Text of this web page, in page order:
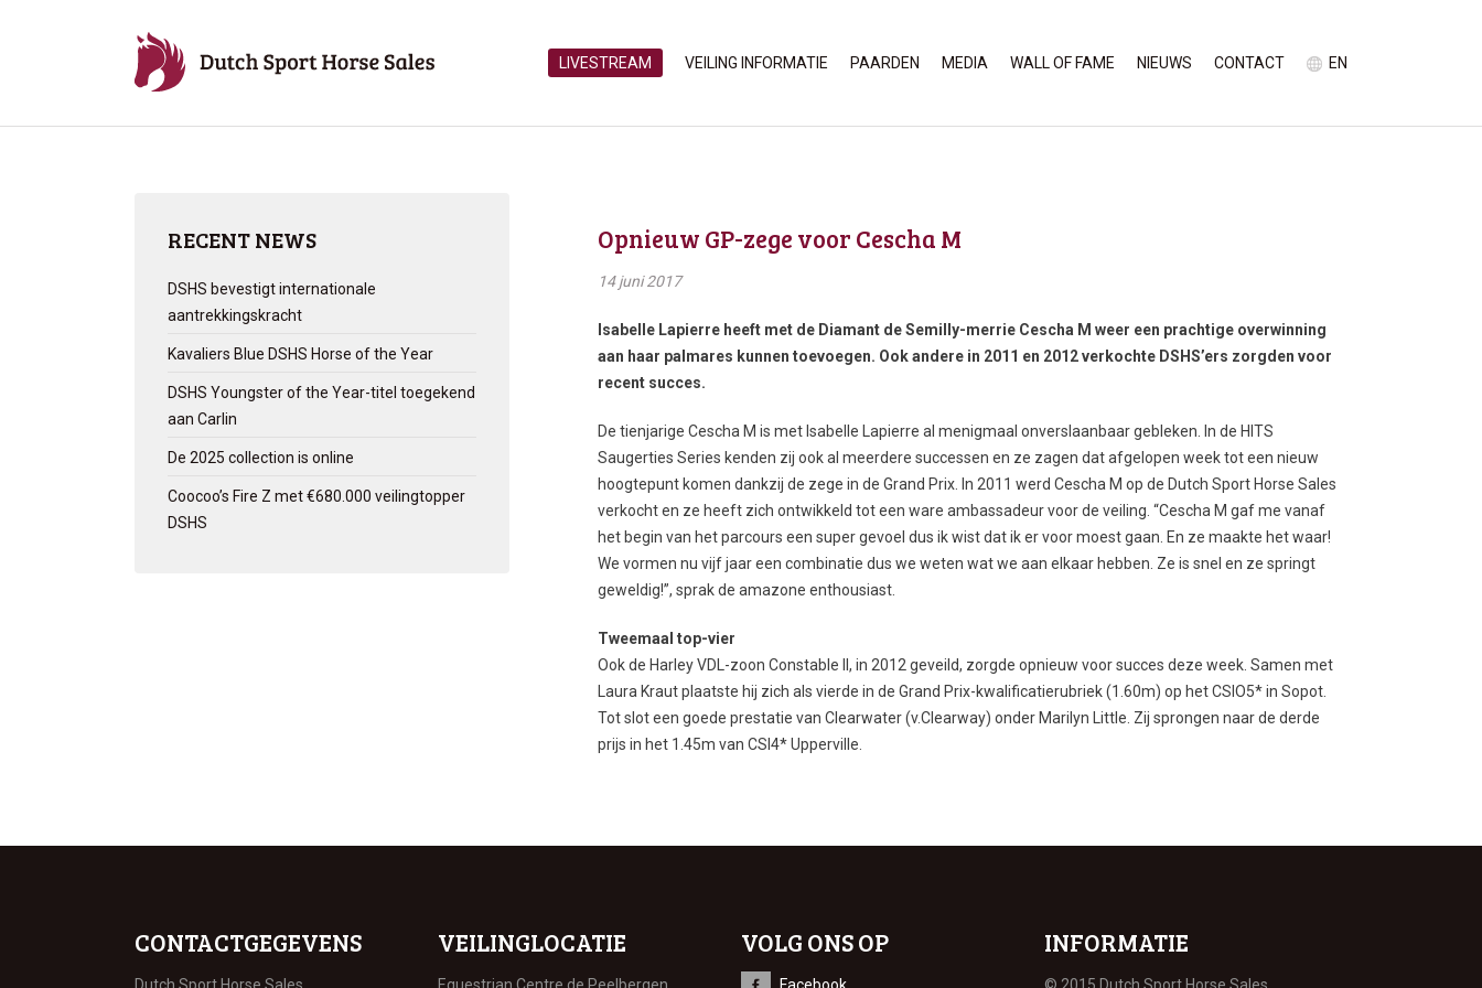
LIVESTREAM VEILING INFORMATIE PAARDEN MEDIA WALL OF FAME NIEUWS CONTACT EN
RECENT NEWS
DSHS bevestigt internationale
aantrekkingskracht
Kavaliers Blue DSHS Horse of the Year
DSHS Youngster of the Year-titel toegekend
aan Carlin
De 2025 collection is online
Coocoo’s Fire Z met €680.000 veilingtopper
DSHS
Opnieuw GP-zege voor Cescha M
14 juni 2017
Isabelle Lapierre heeft met de Diamant de Semilly-merrie Cescha M weer een prachtige overwinning
aan haar palmares kunnen toevoegen. Ook andere in 2011 en 2012 verkochte DSHS’ers zorgden voor
recent succes.
De tienjarige Cescha M is met Isabelle Lapierre al menigmaal onverslaanbaar gebleken. In de HITS
Saugerties Series kenden zij ook al meerdere successen en ze zagen dat afgelopen week tot een nieuw
hoogtepunt komen dankzij de zege in de Grand Prix. In 2011 werd Cescha M op de Dutch Sport Horse Sales
verkocht en ze heeft zich ontwikkeld tot een ware ambassadeur voor de veiling. “Cescha M gaf me vanaf
het begin van het parcours een super gevoel dus ik wist dat ik er voor moest gaan. En ze maakte het waar!
We vormen nu vijf jaar een combinatie dus we weten wat we aan elkaar hebben. Ze is snel en ze springt
geweldig!”, sprak de amazone enthousiast.
Tweemaal top-vier
Ook de Harley VDL-zoon Constable II, in 2012 geveild, zorgde opnieuw voor succes deze week. Samen met
Laura Kraut plaatste hij zich als vierde in de Grand Prix-kwalificatierubriek (1.60m) op het CSIO5* in Sopot.
Tot slot een goede prestatie van Clearwater (v.Clearway) onder Marilyn Little. Zij sprongen naar de derde
prijs in het 1.45m van CSI4* Upperville.
CONTACTGEGEVENS VEILINGLOCATIE VOLG ONS OP INFORMATIE